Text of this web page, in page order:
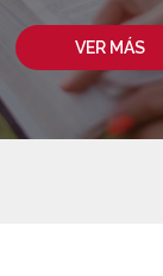
VER MÁS